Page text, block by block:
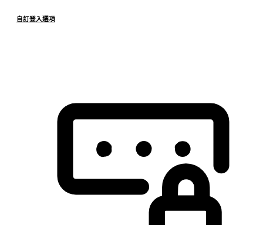
自訂登入選項